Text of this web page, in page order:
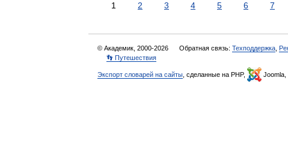
1 2 3 4 5 6 7
© Академик, 2000-2026 Обратная связь: Техподдержка
👣 Путешествия
Экспорт словарей на сайты , сделанные на PHP, Joomla,